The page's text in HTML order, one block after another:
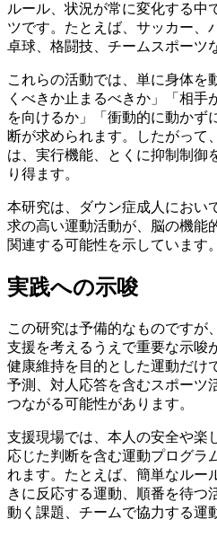
ルール、状況が常に変化する中
ツです。たとえば、サッカー、
卓球、格闘技、チームスポーツ
これらの活動では、単に身体を
くべきか止まるべきか」「相手
を向けるか」「衝動的に動かず
断が求められます。したがって
は、実行機能、とくに抑制制御
り得ます。
本研究は、ダウン症成人におい
求の高い運動活動が、脳の機能
関連する可能性を示しています。
実践への示唆
この研究は予備的なものですが
支援を考えるうえで重要な示唆
健康維持を目的とした運動だけ
予測、対人応答を含むスポーツ
つながる可能性があります。
支援現場では、本人の安全や楽
応じた判断を含む運動プログラ
れます。たとえば、簡単なルー
きに反応する運動、順番を待つ
動く課題、チームで協力する運